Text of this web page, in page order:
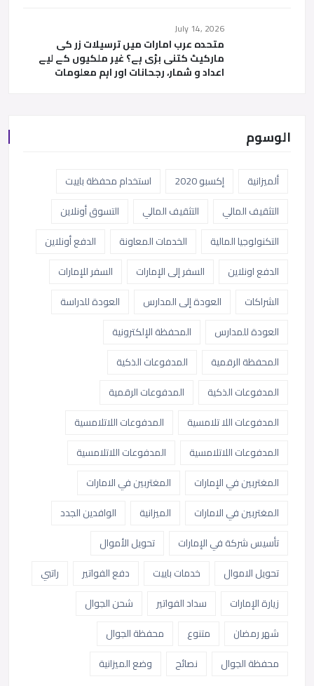
July 14, 2026
متحدہ عرب امارات میں ترسیلات زر کی
مارکیٹ کتنی بڑی ہے؟ غیر ملکیوں کے لیے
اعداد و شمار، رجحانات اور اہم معلومات
الوسوم
ألميزانية إكسبو 2020
استخدام محفظة باييت
التثقيف المالي
التثقيف المالي
التسوق أونلاين
التكنولوجيا المالية
الخدمات المعاونة
الدفع أونلاين
الدفع اونلاين
السفر إلى الإمارات
السفر للإمارات
الشراكات
العودة إلى المدارس
العودة للدراسة
العودة للمدارس
المحفظة الإلكترونية
المحفظة الرقمية
المدفوعات الذكية
المدفوعات الذكية
المدفوعات الرقمية
المدفوعات اللا تلامسية
المدفوعات اللاتلامسية
المدفوعات اللاتلامسية
المدفوعات اللاتلامسية
المغتربين في الإمارات
المغتربين في الامارات
المغتربين في الامارات
الميزانية
الوافدين الجدد
تأسيس شركة في الإمارات
تحويل الأموال
تحويل الاموال
خدمات باييت دفع الفواتير
راتبي
زيارة الإمارات
سداد الفواتير
شحن الجوال
شهر رمضان
متنوع
محفظة الجوال
محفظة الجوال
نصائح وضع الميزانية